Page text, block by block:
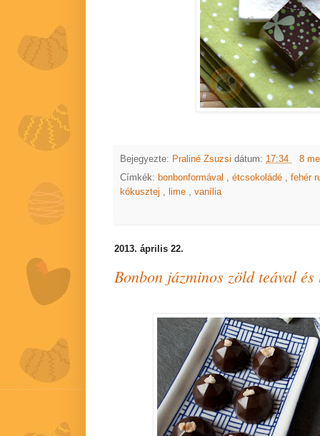
Bejegyezte: Praliné Zsuzsi dátum: 17:34
8
Címkék: bonbonformával étcsokoládé
fehér
kókusztej
lime vanília
2013. április 22.
Bonbon jázminos zöld teával